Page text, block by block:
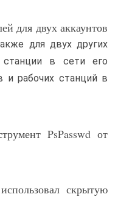
для двух аккаунтов
для двух других
станции в сети его
и рабочих станций в
PsPasswd от
скрытую